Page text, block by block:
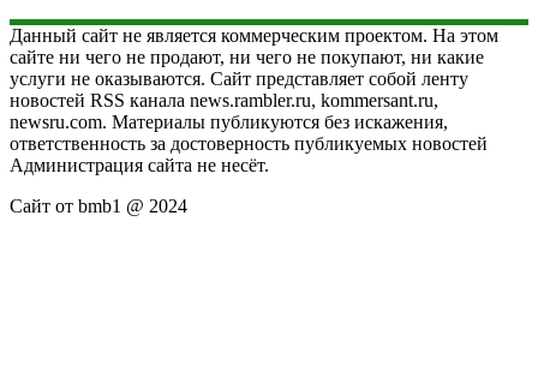
Данный сайт не является коммерческим проектом. На этом
сайте ни чего не продают, ни чего не покупают, ни какие
услуги не оказываются. Сайт представляет собой ленту
новостей RSS канала news.rambler.ru, kommersant.ru,
newsru.com. Материалы публикуются без искажения,
ответственность за достоверность публикуемых новостей
Администрация сайта не несёт.
Сайт от bmb1 @ 2024